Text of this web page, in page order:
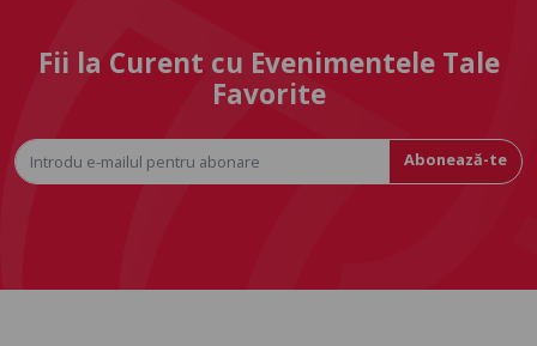
Fii la Curent cu Evenimentele Tale
Favorite
Abonează-te